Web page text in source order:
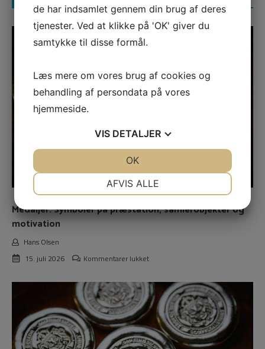
Medaljer: Symboler på præstation, samlerobjekter og
motivation
Hans Olsen
15. juli 2026
Kommentarer lukkettil
Symboler
på
præstation,
samlerobjekter
motivation
de har indsamlet gennem din brug af deres
tjenester. Ved at klikke på 'OK' giver du
samtykke til disse formål.
Læs mere om vores brug af cookies og
behandling af persondata på vores
hjemmeside.
VIS DETALJER
AFVIS ALLE
OK